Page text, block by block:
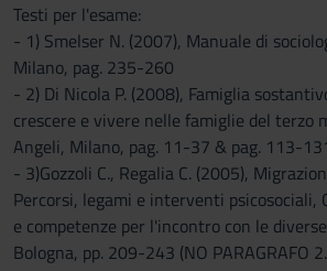
Testi per l'esame:
- 1) Smelser N. (2007), Manuale di
Milano, pag. 235-260
- 2) Di Nicola P. (2008), Famiglia
crescere e vivere nelle famiglie del terzo
Angeli, Milano, pag. 11-37 & pag. 113-
- 3)Gozzoli C., Regalia C. (2005),
Percorsi, legami e interventi psicosociali,
e competenze per l'incontro con le
Bologna, pp. 209-243 (NO PARAGRAFO